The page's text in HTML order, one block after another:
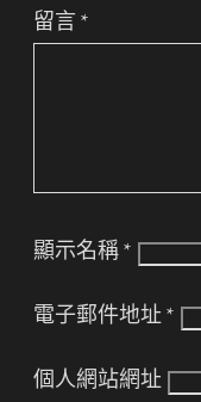
留言 *
顯示名稱 *
電子郵件地址 *
個人網站網址